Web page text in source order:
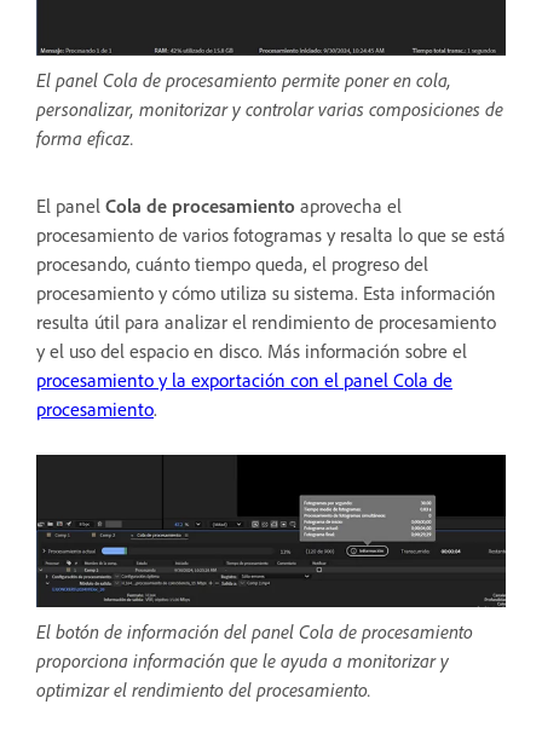
El panel Cola de procesamiento permite poner en cola,
personalizar, monitorizar y controlar varias composiciones de
forma eficaz.
El panel Cola de procesamiento aprovecha el
procesamiento de varios fotogramas y resalta lo que se está
procesando, cuánto tiempo queda, el progreso del
procesamiento y cómo utiliza su sistema. Esta información
resulta útil para analizar el rendimiento de procesamiento
y el uso del espacio en disco. Más información sobre el
procesamiento y la exportación con el panel Cola de
procesamiento.
El botón de información del panel Cola de procesamiento
proporciona información que le ayuda a monitorizar y
optimizar el rendimiento del procesamiento.